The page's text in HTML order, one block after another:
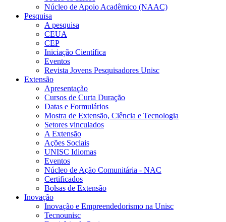
Núcleo de Apoio Acadêmico (NAAC)
Pesquisa
A pesquisa
CEUA
CEP
Iniciação Científica
Eventos
Revista Jovens Pesquisadores Unisc
Extensão
Apresentação
Cursos de Curta Duração
Datas e Formulários
Mostra de Extensão, Ciência e Tecnologia
Setores vinculados
A Extensão
Ações Sociais
UNISC Idiomas
Eventos
Núcleo de Ação Comunitária - NAC
Certificados
Bolsas de Extensão
Inovação
Inovação e Empreendedorismo na Unisc
Tecnounisc